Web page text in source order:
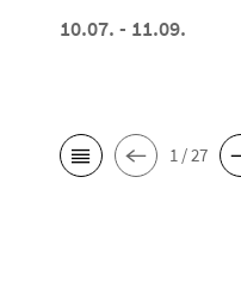
10.07. - 11.09.
1 / 27